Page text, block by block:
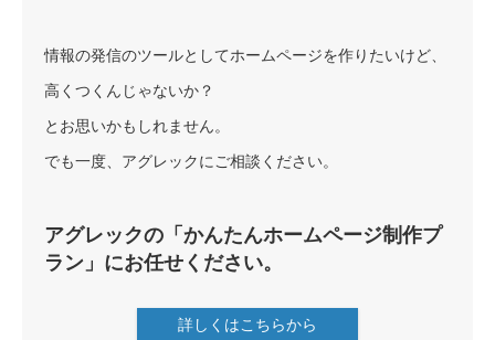
情報の発信のツールとしてホームページを作りたいけど、
高くつくんじゃないか？
とお思いかもしれません。
でも一度、アグレックにご相談ください。
アグレックの「かんたんホームページ制作プ
ラン」にお任せください。
詳しくはこちらから